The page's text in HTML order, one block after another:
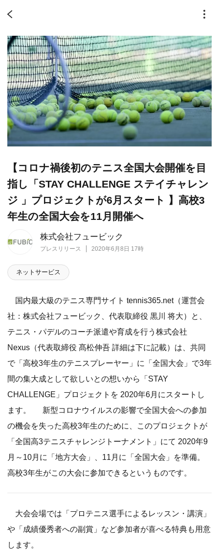
株式会社フュービック
プレスリリース 2020年6月8日 17時
【コロナ禍後初のテニス全国大会開催を目
指し「STAY CHALLENGE ステイチャレン
ジ 」プロジェクトが6月スタート 】高校3
年生の全国大会を11月開催へ
ネットサービス
国内最大級のテニス専門サイト tennis365.net（運営会
社：株式会社フュービック、代表取締役 黒川 将大）と、
テニス・パデルのコーチ派遣や育成を行う株式会社
Nexus（代表取締役 髙松伸吾 詳細は下に記載）は、共同
で「高校3年生のテニスプレーヤー」に「全国大会」で3年
間の集大成として欲しいとの想いから「STAY
CHALLENGE」プロジェクトを 2020年6月にスタートし
ます。 新型コロナウイルスの影響で全国大会への参加
の機会を失った高校3年生のために、このプロジェクトが
「全国高3テニスチャレンジトーナメント」にて 2020年9
月～10月に「地方大会」、11月に「全国大会」を準備。
高校3年生がこの大会に参加できるというものです。
大会会場では「プロテニス選手によるレッスン・講演」
や「成績優秀者への副賞」など参加者が喜べる特典も用意
します。